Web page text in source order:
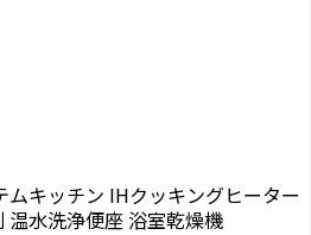
ムキッチン IHクッキングヒーター
温水洗浄便座 浴室乾燥機